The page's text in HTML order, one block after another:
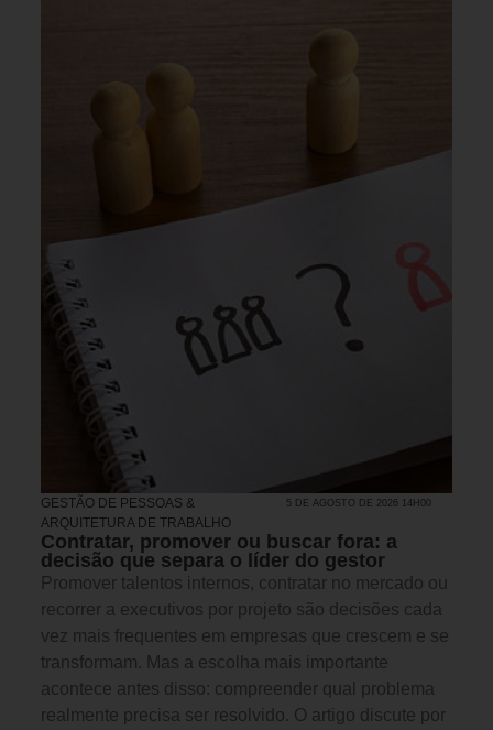
GESTÃO DE PESSOAS &
ARQUITETURA DE TRABALHO
5 DE AGOSTO DE 2026 14H00
Contratar, promover ou buscar fora: a
decisão que separa o líder do gestor
Promover talentos internos, contratar no mercado ou
recorrer a executivos por projeto são decisões cada
vez mais frequentes em empresas que crescem e se
transformam. Mas a escolha mais importante
acontece antes disso: compreender qual problema
realmente precisa ser resolvido. O artigo discute por